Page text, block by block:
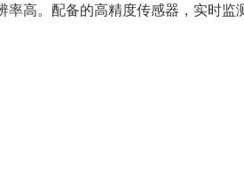
高。配备的高精度传感器，实时监